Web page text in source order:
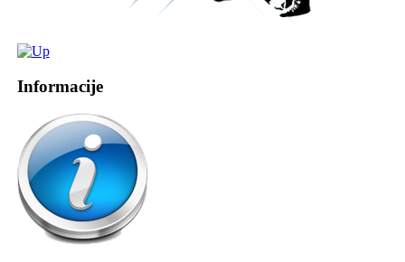
Informacije